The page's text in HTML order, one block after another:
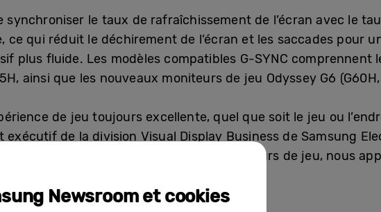
synchroniser le taux de rafraîchissement de l’écran avec le
ce qui réduit le déchirement de l’écran et les saccades pour
plus fluide. Les modèles compatibles G-SYNC comprennent
ainsi que les nouveaux moniteurs de jeu Odyssey G6 (G60H,
de jeu toujours excellente, quel que soit le jeu ou
de la division Visual Display Business de Samsung
des téléviseurs OLED et des moniteurs de jeu, nous
à tous les types de joueurs. »
Newsroom et cookies